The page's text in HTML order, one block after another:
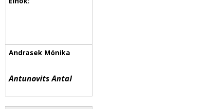
Antunovits Antal